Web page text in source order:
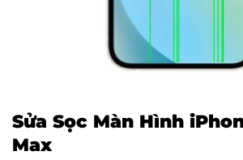
Sửa Sọc Màn Hình
Max